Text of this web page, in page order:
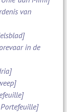
van
in de